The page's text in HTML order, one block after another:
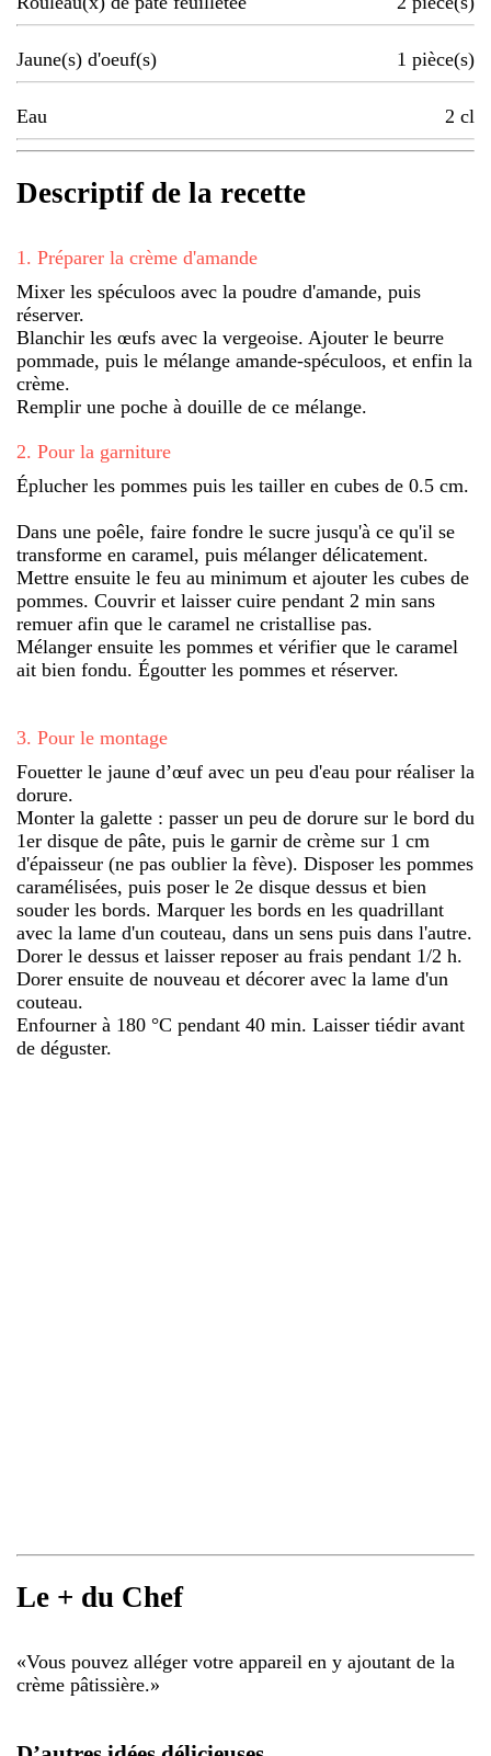
Jaune(s) d'oeuf(s) 1 pièce(s)
Eau 2 cl
Descriptif de la recette
1 . Préparer la crème d'amande
Mixer les spéculoos avec la poudre d'amande, puis
réserver.
Blanchir les œufs avec la vergeoise. Ajouter le beurre
pommade, puis le mélange amande-spéculoos, et enfin la
crème.
Remplir une poche à douille de ce mélange.
2. Pour la garniture
Éplucher les pommes puis les tailler en cubes de 0.5 cm.
Dans une poêle, faire fondre le sucre jusqu'à ce qu'il se
transforme en caramel, puis mélanger délicatement.
Mettre ensuite le feu au minimum et ajouter les cubes de
pommes. Couvrir et laisser cuire pendant 2 min sans
remuer afin que le caramel ne cristallise pas.
Mélanger ensuite les pommes et vérifier que le caramel
ait bien fondu. Égoutter les pommes et réserver.
3. Pour le montage
Fouetter le jaune d’œuf avec un peu d'eau pour réaliser la
dorure.
Monter la galette : passer un peu de dorure sur le bord du
1er disque de pâte, puis le garnir de crème sur 1 cm
d'épaisseur (ne pas oublier la fève). Disposer les pommes
caramélisées, puis poser le 2e disque dessus et bien
souder les bords. Marquer les bords en les quadrillant
avec la lame d'un couteau, dans un sens puis dans l'autre.
Dorer le dessus et laisser reposer au frais pendant 1/2 h.
Dorer ensuite de nouveau et décorer avec la lame d'un
couteau.
Enfourner à 180 °C pendant 40 min. Laisser tiédir avant
de déguster.
Le + du Chef
«Vous pouvez alléger votre appareil en y ajoutant de la
crème pâtissière.»